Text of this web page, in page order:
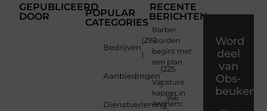
GEPUBLICEERD
DOOR
POPULAR
CATEGORIES
Bedrijven
(292
)
Aanbiedingen
(225
)
Dienstverlening
(66
RECENTE
BERICHTEN
Barber
worden
begint met
een plan
Vacature
kapper in
Arnhem:
Word
deel
van
Obs-